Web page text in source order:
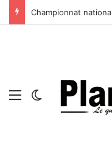
Menu Switch skin